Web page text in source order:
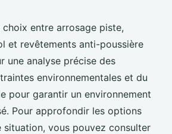
choix entre arrosage piste,
et revêtements anti-poussière
une analyse précise des
environnementales et du
pour garantir un environnement
Pour approfondir les options
situation, vous pouvez consulter